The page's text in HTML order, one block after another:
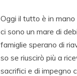
Oggi il tutto è in
ci sono un mare di
famiglie sperano di
so se riuscirò più a
sacrifici e di impegno